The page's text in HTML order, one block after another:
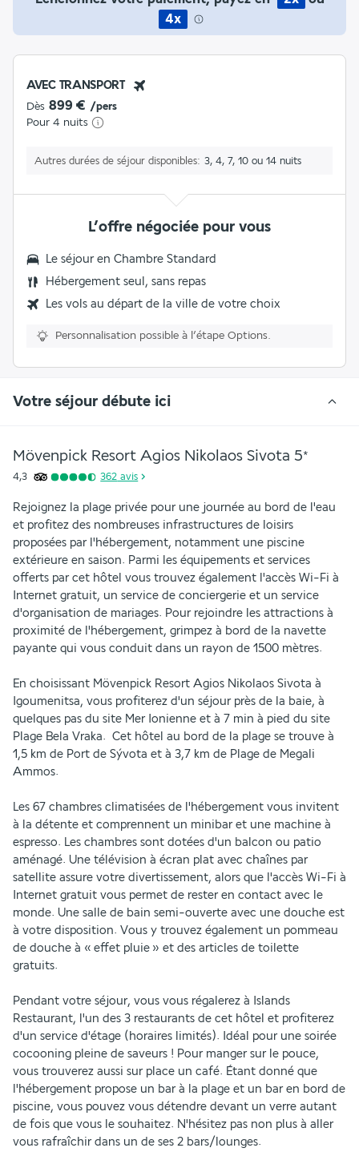
4x
AVEC TRANSPORT
Dès 899 € /pers
Pour 4 nuits
Autres durées de séjour disponibles 3, 4, 7, 10 ou 14 nuits
L’offre négociée pour vous
Le séjour en Chambre Standard
Hébergement seul, sans repas
Les vols au départ de la ville de votre choix
Personnalisation possible à l’étape Options.
Votre séjour débute ici
Mövenpick Resort Agios Nikolaos Sivota 5*
4,3 362 avis
Rejoignez la plage privée pour une journée au bord de l'eau
et profitez des nombreuses infrastructures de loisirs
proposées par l'hébergement, notamment une piscine
extérieure en saison. Parmi les équipements et services
offerts par cet hôtel vous trouvez également l'accès Wi-Fi à
Internet gratuit, un service de conciergerie et un service
d'organisation de mariages. Pour rejoindre les attractions à
proximité de l'hébergement, grimpez à bord de la navette
payante qui vous conduit dans un rayon de 1500 mètres.
En choisissant Mövenpick Resort Agios Nikolaos Sivota à
Igoumenitsa, vous profiterez d'un séjour près de la baie, à
quelques pas du site Mer Ionienne et à 7 min à pied du site
Plage Bela Vraka.  Cet hôtel au bord de la plage se trouve à
1,5 km de Port de Sývota et à 3,7 km de Plage de Megali
Ammos.
Les 67 chambres climatisées de l'hébergement vous invitent
à la détente et comprennent un minibar et une machine à
espresso. Les chambres sont dotées d'un balcon ou patio
aménagé. Une télévision à écran plat avec chaînes par
satellite assure votre divertissement, alors que l'accès Wi-Fi à
Internet gratuit vous permet de rester en contact avec le
monde. Une salle de bain semi-ouverte avec une douche est
à votre disposition. Vous y trouvez également un pommeau
de douche à « effet pluie » et des articles de toilette
gratuits.
Pendant votre séjour, vous vous régalerez à Islands
Restaurant, l'un des 3 restaurants de cet hôtel et profiterez
d'un service d'étage (horaires limités). Idéal pour une soirée
cocooning pleine de saveurs ! Pour manger sur le pouce,
vous trouverez aussi sur place un café. Étant donné que
l'hébergement propose un bar à la plage et un bar en bord de
piscine, vous pouvez vous détendre devant un verre autant
de fois que vous le souhaitez. N'hésitez pas non plus à aller
vous rafraîchir dans un de ses 2 bars/lounges.